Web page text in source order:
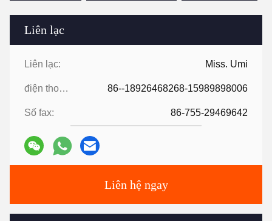
Liên lạc
Liên lạc: Miss. Umi
điện thoại: 86--18926468268-15989898006
Số fax: 86-755-29469642
Liên hệ ngay